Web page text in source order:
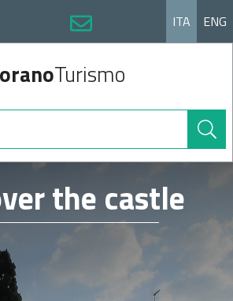
ITA ENG
Turismo
Cerca
nel
sito
the castle